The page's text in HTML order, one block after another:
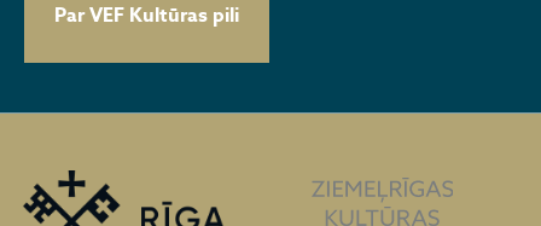
Par VEF Kultūras pili